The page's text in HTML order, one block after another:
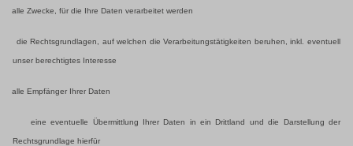
alle Zwecke, für die Ihre Daten verarbeitet werden
die Rechtsgrundlagen, auf welchen die Verarbeitungstätigkeiten beruhen, inkl. eventuell
unser berechtigtes Interesse
alle Empfänger Ihrer Daten
eine eventuelle Übermittlung Ihrer Daten in ein Drittland und die Darstellung der
Rechtsgrundlage hierfür